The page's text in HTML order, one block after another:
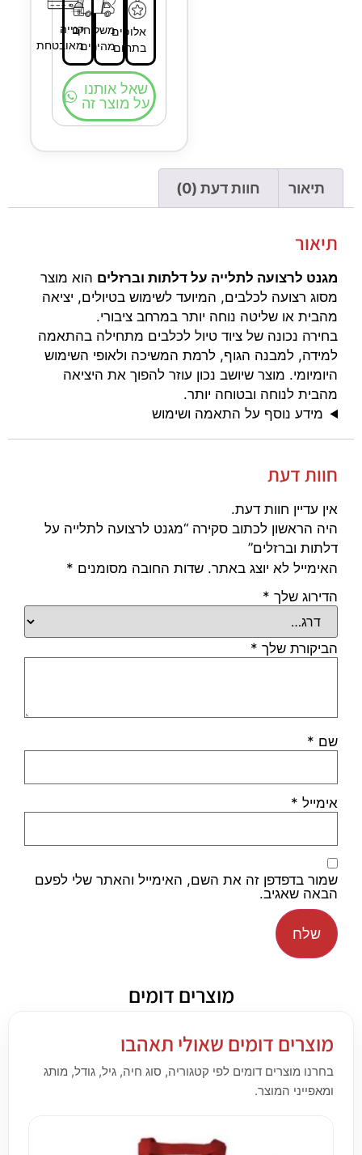
אלופים
בתחום
משלוחים
מהירים
קנייה
מאובטחת
שאל אותנו
על מוצר זה
תיאור חוות דעת (0)
תיאור
מגנט לרצועה לתלייה על דלתות וברזלים הוא מוצר
מסוג רצועה לכלבים, המיועד לשימוש בטיולים, יציאה
מהבית או שליטה נוחה יותר במרחב ציבורי.
בחירה נכונה של ציוד טיול לכלבים מתחילה בהתאמה
למידה, למבנה הגוף, לרמת המשיכה ולאופי השימוש
היומיומי. מוצר שיושב נכון עוזר להפוך את היציאה
מהבית לנוחה ובטוחה יותר.
מידע נוסף על התאמה ושימוש
חוות דעת
אין עדיין חוות דעת.
היה הראשון לכתוב סקירה “מגנט לרצועה לתלייה על
דלתות וברזלים”
האימייל לא יוצג באתר. שדות החובה מסומנים *
הדירוג שלך *
הביקורת שלך *
שם *
אימייל *
שמור בדפדפן זה את השם, האימייל והאתר שלי לפעם
הבאה שאגיב.
מוצרים דומים
מוצרים דומים שאולי תאהבו
בחרנו מוצרים דומים לפי קטגוריה, סוג חיה, גיל, גודל, מותג
ומאפייני המוצר.